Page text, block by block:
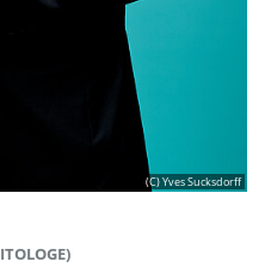
(C) Yves Sucksdorff